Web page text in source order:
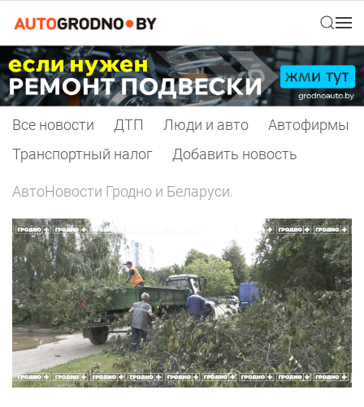
Все новости ДТП Люди и авто
Автофирмы
Транспортный налог
Добавить новость
АвтоНовости Гродно и Беларуси.